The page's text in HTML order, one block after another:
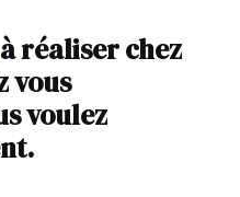
réaliser chez
vous
voulez